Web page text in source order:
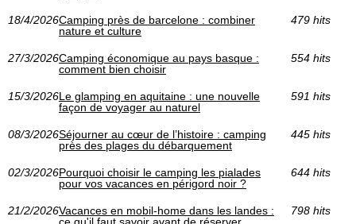
18/4/2026Camping près de barcelone : combiner
nature et culture
479 hits
27/3/2026Camping économique au pays basque :
comment bien choisir
554 hits
15/3/2026Le glamping en aquitaine : une nouvelle
façon de voyager au naturel
591 hits
08/3/2026Séjourner au cœur de l’histoire : camping
près des plages du débarquement
445 hits
02/3/2026Pourquoi choisir le camping les pialades
pour vos vacances en périgord noir ?
644 hits
21/2/2026Vacances en mobil-home dans les landes :
798 hits